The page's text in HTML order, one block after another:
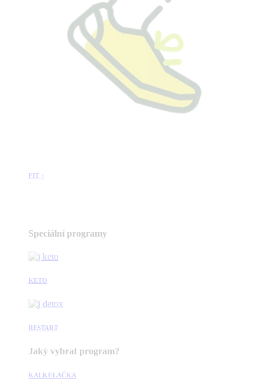
FIT +
Speciální programy
KETO
RESTART
Jaký vybrat program?
KALKULAČKA